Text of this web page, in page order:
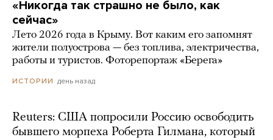
«Никогда так страшно не было, как
сейчас»
Лето 2026 года в Крыму. Вот каким его запомнят
жители полуострова — без топлива, электричества,
работы и туристов. Фоторепортаж «Берега»
ИСТОРИИ день назад
Reuters: США попросили Россию освободить
бывшего морпеха Роберта Гилмана, который